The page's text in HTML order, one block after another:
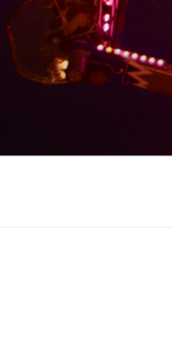
au
contenu
principal